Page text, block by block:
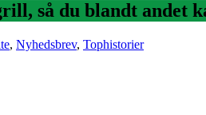
så du blandt andet
, Nyhedsbrev, Tophistorier